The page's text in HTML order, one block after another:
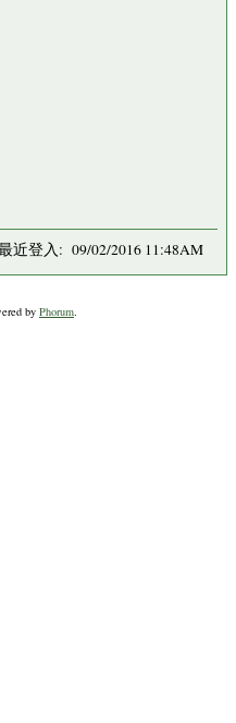
近登入: 09/02/2016 11:48AM
by Phorum.